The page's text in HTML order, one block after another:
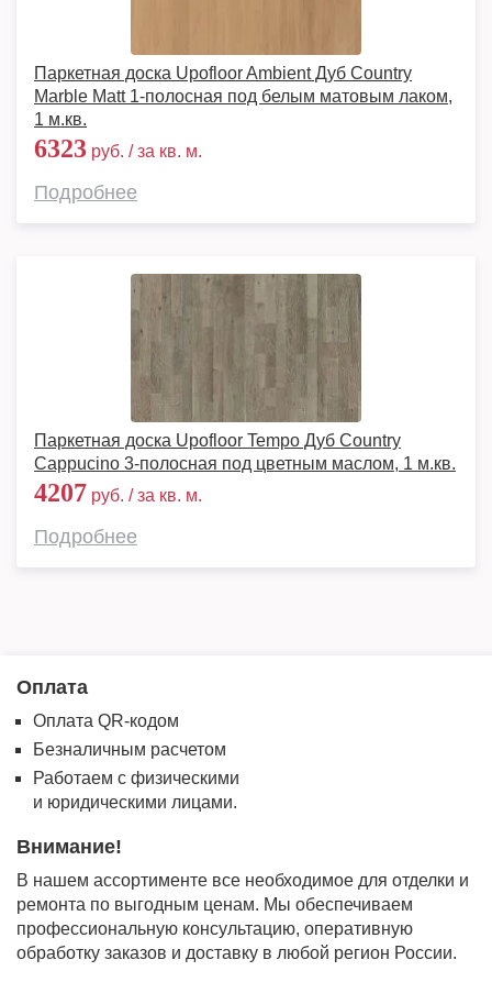
Паркетная доска Upofloor Ambient Дуб Country
Marble Matt 1-полосная под белым матовым лаком,
1 м.кв.
6323 руб. / за кв. м.
Подробнее
Паркетная доска Upofloor Tempo Дуб Country
Cappucino 3-полосная под цветным маслом, 1 м.кв.
4207 руб. / за кв. м.
Подробнее
Оплата
Оплата QR-кодом
Безналичным расчетом
Работаем с физическими
и юридическими лицами.
Внимание!
В нашем ассортименте все необходимое для отделки и
ремонта по выгодным ценам. Мы обеспечиваем
профессиональную консультацию, оперативную
обработку заказов и доставку в любой регион России.